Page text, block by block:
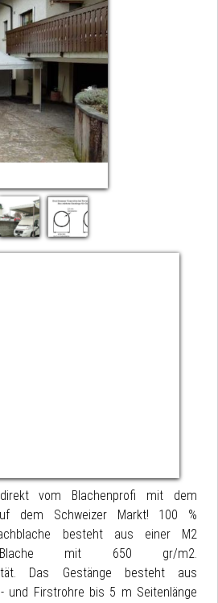
direkt vom Blachenprofi mit dem
dem Schweizer Markt! 100 %
besteht aus einer M2
Blache mit 650 gr/m2.
Das Gestänge besteht aus
und Firstrohre bis 5 m Seitenlänge